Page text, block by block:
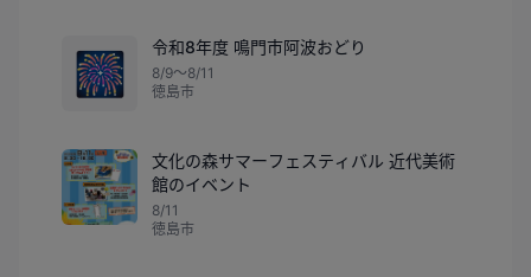
🎆
令和8年度 鳴門市阿波おどり
8/9〜8/11
徳島市
文化の森サマーフェスティバル 近代美術
館のイベント
8/11
徳島市